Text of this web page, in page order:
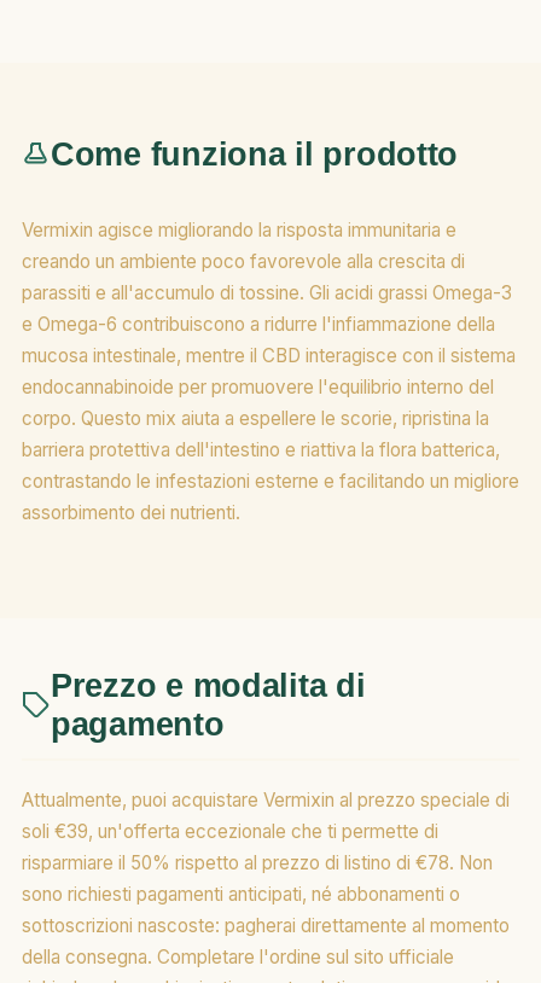
Come funziona il prodotto
Vermixin agisce migliorando la risposta immunitaria e
creando un ambiente poco favorevole alla crescita di
parassiti e all'accumulo di tossine. Gli acidi grassi Omega-3
e Omega-6 contribuiscono a ridurre l'infiammazione della
mucosa intestinale, mentre il CBD interagisce con il sistema
endocannabinoide per promuovere l'equilibrio interno del
corpo. Questo mix aiuta a espellere le scorie, ripristina la
barriera protettiva dell'intestino e riattiva la flora batterica,
contrastando le infestazioni esterne e facilitando un migliore
assorbimento dei nutrienti.
Prezzo e modalita di
pagamento
Attualmente, puoi acquistare Vermixin al prezzo speciale di
soli €39, un'offerta eccezionale che ti permette di
risparmiare il 50% rispetto al prezzo di listino di €78. Non
sono richiesti pagamenti anticipati, né abbonamenti o
sottoscrizioni nascoste: pagherai direttamente al momento
della consegna. Completare l'ordine sul sito ufficiale